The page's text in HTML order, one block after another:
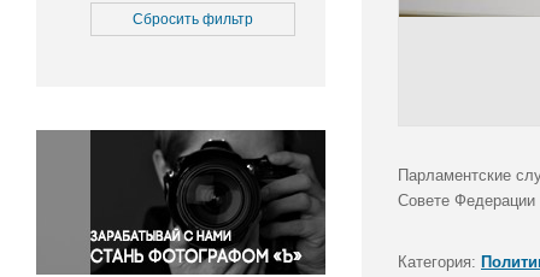
Медицина
Окружающая среда
Политика
Правосудие
Происшествия и конфликты
Религия
Сбросить фильтр
Парламентские
Совете
Категория: